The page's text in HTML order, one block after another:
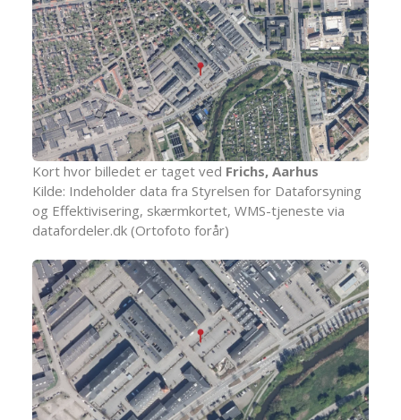
Kort hvor billedet er taget ved Frichs, Aarhus
Kilde: Indeholder data fra Styrelsen for Dataforsyning
og Effektivisering, skærmkortet, WMS-tjeneste via
datafordeler.dk (Ortofoto forår)